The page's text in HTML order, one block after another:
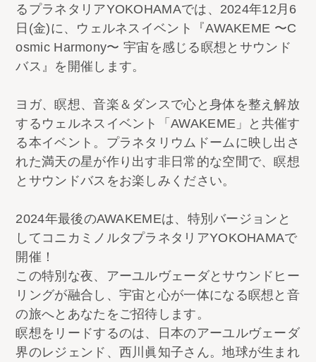
るプラネタリアYOKOHAMAでは、2024年12月6
日(金)に、ウェルネスイベント『AWAKEME 〜C
osmic Harmony〜 宇宙を感じる瞑想とサウンド
バス』を開催します。
ヨガ、瞑想、音楽＆ダンスで心と身体を整え解放
するウェルネスイベント「AWAKEME」と共催す
る本イベント。プラネタリウムドームに映し出さ
れた満天の星が作り出す非日常的な空間で、瞑想
とサウンドバスをお楽しみください。
2024年最後のAWAKEMEは、特別バージョンと
してコニカミノルタプラネタリアYOKOHAMAで
開催！
この特別な夜、アーユルヴェーダとサウンドヒー
リングが融合し、宇宙と心が一体になる瞑想と音
の旅へとあなたをご招待します。
瞑想をリードするのは、日本のアーユルヴェーダ
界のレジェンド、西川眞知子さん。地球が生まれ